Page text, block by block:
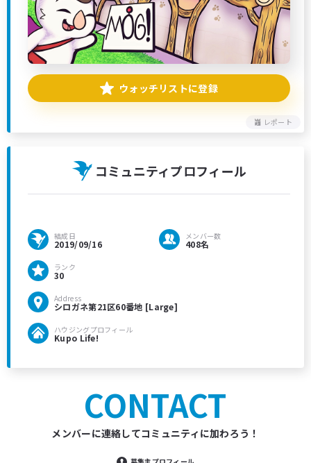
レポート
ウォッチリストに登録
コミュニティプロフィール
結成日
2019/09/16
メンバー数
408名
ランク
30
Address
シロガネ第21区60番地 [Large]
ハウジングプロフィール
Kupo Life!
CONTACT
メンバーに連絡してコミュニティに加わろう！